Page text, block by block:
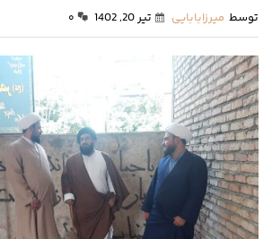
توسط میرزابابایی تیر 20, 1402 ۰